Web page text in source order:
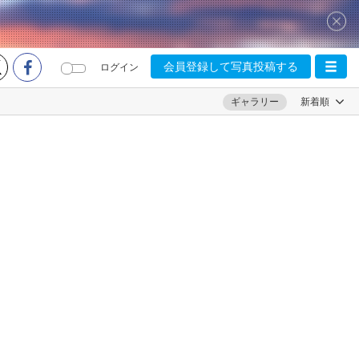
ログイン 会員登録して写真投稿する
ギャラリー 新着順